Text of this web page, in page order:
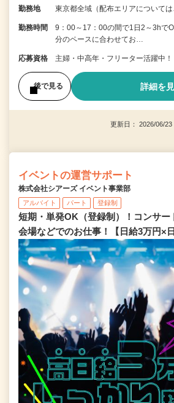
勤務地 東京都全域（配布エリアについては
勤務時間
9：00～17：00の間で1日2～3hで
分のペースに合わせてお…
応募資格 主婦・中高年・フリーター活躍中！
後で見る 詳細を
更新日： 2026/06/
イベントの運営サポート
株式会社シアーズ イベント事業部
アルバイト パート 登録制
短期・単発OK（登録制）！コンサー
会場などでのお仕事！【日給3万円×